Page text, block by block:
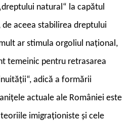
natural“ la capătul
aceea stabilirea dreptului
ar stimula orgoliul național,
temeinic pentru retrasarea
adică a formării
actuale ale României este
imigraționiste și cele